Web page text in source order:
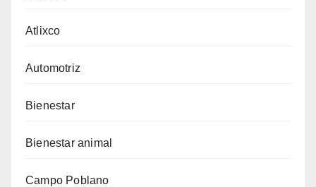
Atlixco
Automotriz
Bienestar
Bienestar animal
Campo Poblano